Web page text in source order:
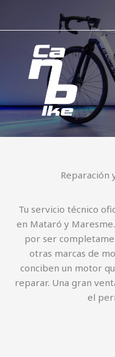
Reparación
Tu servicio técnico
en Mataró y
por ser
otras marcas de
conciben un motor
reparar. Una gran
el